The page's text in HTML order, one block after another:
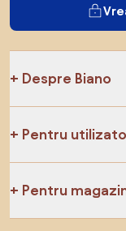
Despre Biano
Pentru
Pentru